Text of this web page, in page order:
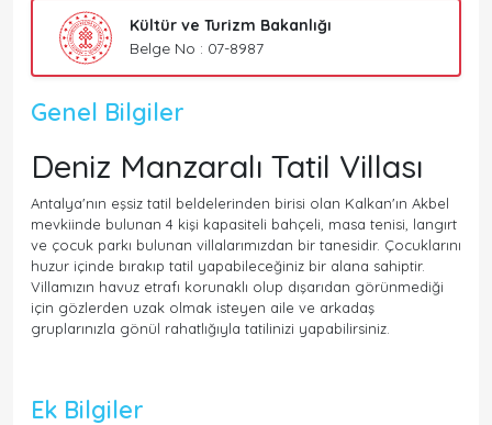
Kültür ve Turizm Bakanlığı
Belge No : 07-8987
Genel Bilgiler
Deniz Manzaralı Tatil Villası
Antalya'nın eşsiz tatil beldelerinden birisi olan Kalkan'ın Akbel
mevkiinde bulunan 4 kişi kapasiteli bahçeli, masa tenisi, langırt
ve çocuk parkı bulunan villalarımızdan bir tanesidir. Çocuklarını
huzur içinde bırakıp tatil yapabileceğiniz bir alana sahiptir.
Villamızın havuz etrafı korunaklı olup dışarıdan görünmediği
için gözlerden uzak olmak isteyen aile ve arkadaş
gruplarınızla gönül rahatlığıyla tatilinizi yapabilirsiniz.
Ek Bilgiler